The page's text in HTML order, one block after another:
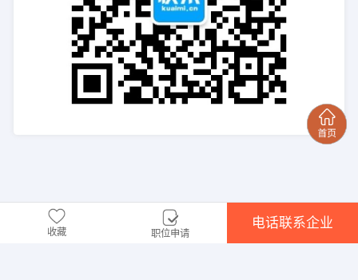
收藏 职位申请
电话联系企业